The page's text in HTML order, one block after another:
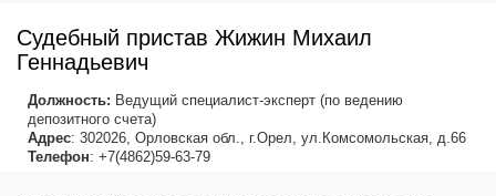
Судебный пристав Жижин Михаил
Геннадьевич
Должность: Ведущий специалист-эксперт (по ведению
депозитного счета)
Адрес: 302026, Орловская обл., г.Орел, ул.Комсомольская, д.66
Телефон: +7(4862)59-63-79